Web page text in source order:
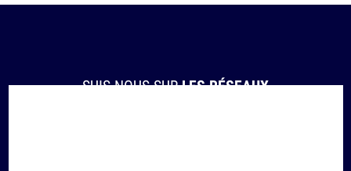
SUIS-NOUS SURLES RÉSEAUX